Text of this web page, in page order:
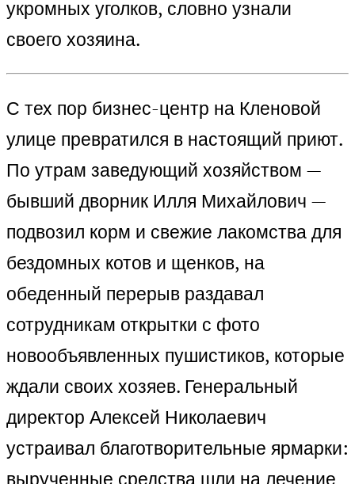
укромных уголков, словно узнали
своего хозяина.
С тех пор бизнес-центр на Кленовой
улице превратился в настоящий приют.
По утрам заведующий хозяйством —
бывший дворник Илля Михайлович —
подвозил корм и свежие лакомства для
бездомных котов и щенков, на
обеденный перерыв раздавал
сотрудникам открытки с фото
новообъявленных пушистиков, которые
ждали своих хозяев. Генеральный
директор Алексей Николаевич
устраивал благотворительные ярмарки:
вырученные средства шли на лечение